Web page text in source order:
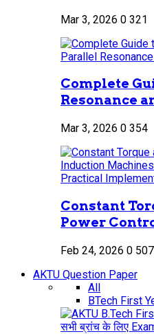
Mar 3, 2026 0 321
Complete
Resonance
Mar 3, 2026 0 354
Constant
Power
Feb 24, 2026 0 507
AKTU Question Paper
All
BTech First